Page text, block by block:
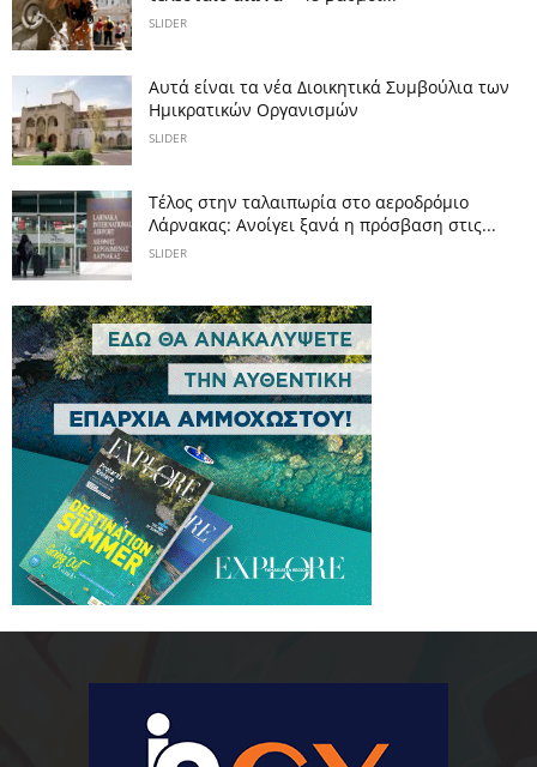
SLIDER
Αυτά είναι τα νέα Διοικητικά Συμβούλια των
Ημικρατικών Οργανισμών
SLIDER
Tέλος στην ταλαιπωρία στο αεροδρόμιο
Λάρνακας: Ανοίγει ξανά η πρόσβαση στις...
SLIDER